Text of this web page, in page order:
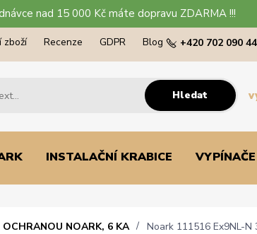
nad 15 000 Kč máte dopravu ZDARMA !!!
zboží Recenze GDPR Blog
Hledat
+420 702 090
INSTALAČNÍ KRABICE
NOARK, 6 KA
Noark 111516 Ex9NL-N